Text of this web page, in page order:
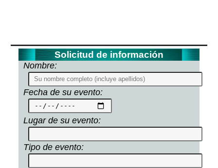
Solicitud de información
Nombre:
Fecha de su evento:
Lugar de su evento:
Tipo de evento: